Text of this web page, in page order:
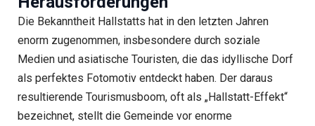
Die Bekanntheit Hallstatts hat in den letzten Jahren
enorm zugenommen, insbesondere durch soziale
Medien und asiatische Touristen, die das idyllische Dorf
als perfektes Fotomotiv entdeckt haben. Der daraus
resultierende Tourismusboom, oft als „Hallstatt-Effekt“
bezeichnet, stellt die Gemeinde vor enorme